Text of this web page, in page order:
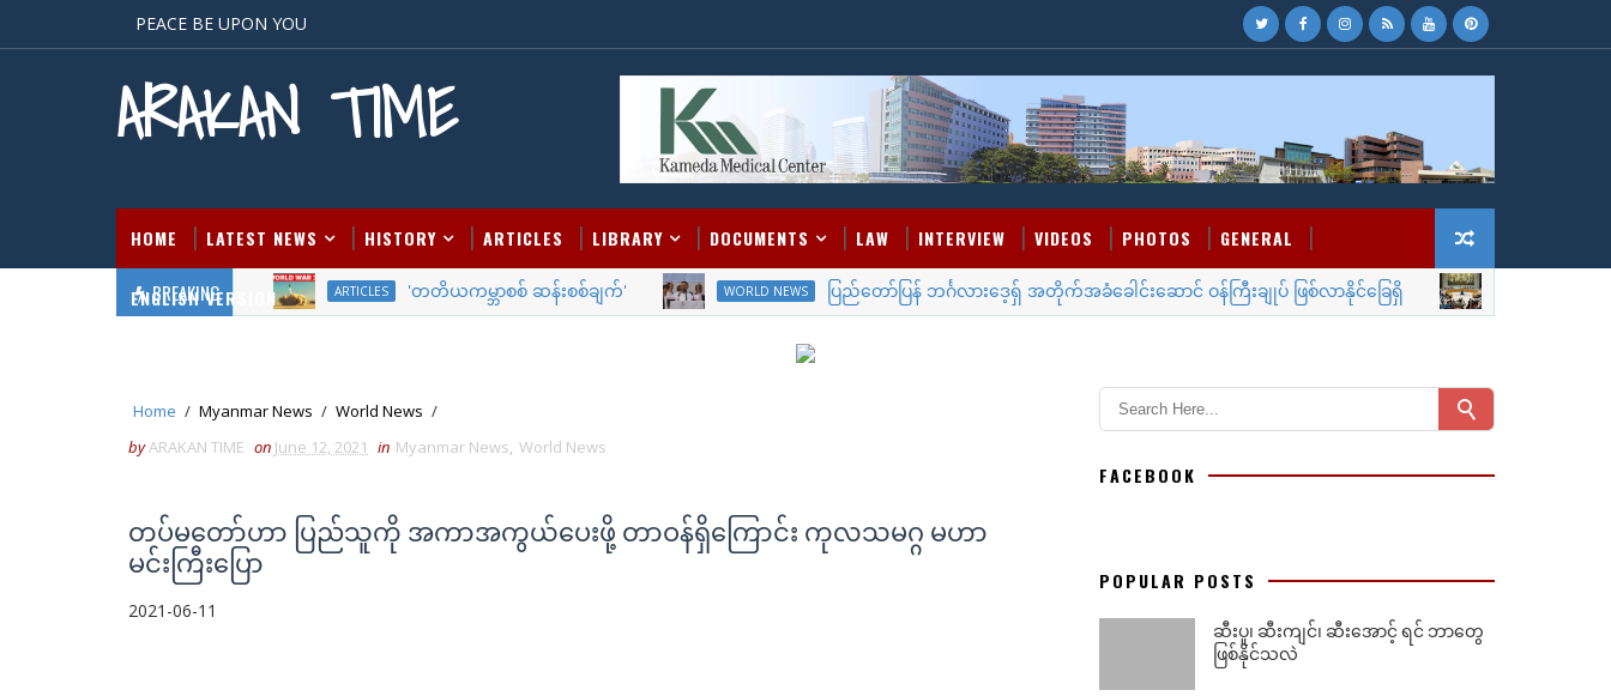
PEACE BE UPON YOU
ARAKAN TIME
HOME LATEST NEWS HISTORY ARTICLES LIBRARY DOCUMENTS LAW INTERVIEW VIDEOS PHOTOS GENERAL
ENGLISH VERSION
BREAKING ARTICLES 'တတိယကမ္ဘာစစ် ဆန်းစစ်ချက်' WORLD NEWS ပြည်တော်ပြန် ဘင်္ဂလားဒေ့ရှ် အတိုက်အခံခေါင်းဆောင် ဝန်ကြီးချုပ် ဖြစ်လာနိုင်ခြေရှိ WORLD NEWS
Home / Myanmar News / World News /
byARAKAN TIME on June 12, 2021 in Myanmar News, World News
တပ်မတော်ဟာ ပြည်သူကို အကာအကွယ်ပေးဖို့ တာဝန်ရှိကြောင်း ကုလသမဂ္ဂ မဟာ
မင်းကြီးပြော
2021-06-11
FACEBOOK
POPULAR POSTS
ဆီးပူ၊ ဆီးကျင်၊ ဆီးအောင့် ရင် ဘာတွေ
ဖြစ်နိုင်သလဲ